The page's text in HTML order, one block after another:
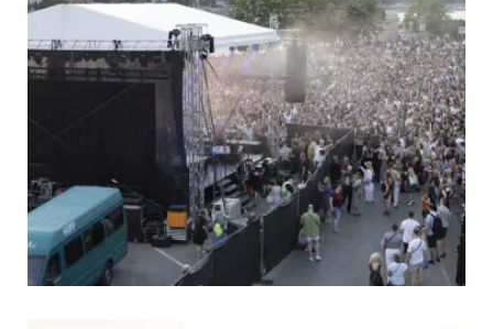
alkalmából!